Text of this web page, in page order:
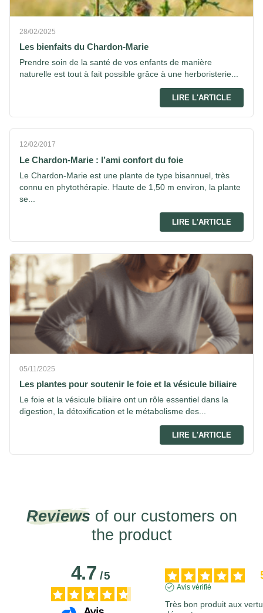
28/02/2025
Les bienfaits du Chardon-Marie
Prendre soin de la santé de vos enfants de manière
naturelle est tout à fait possible grâce à une herboristerie...
LIRE L'ARTICLE
12/02/2017
Le Chardon-Marie : l’ami confort du foie
Le Chardon-Marie est une plante de type bisannuel, très
connu en phytothérapie. Haute de 1,50 m environ, la plante
se...
LIRE L'ARTICLE
05/11/2025
Les plantes pour soutenir le foie et la vésicule biliaire
Le foie et la vésicule biliaire ont un rôle essentiel dans la
digestion, la détoxification et le métabolisme des...
LIRE L'ARTICLE
Reviews of our customers on
the product
4.7/5
Avis vérifié
Très bon produit aux